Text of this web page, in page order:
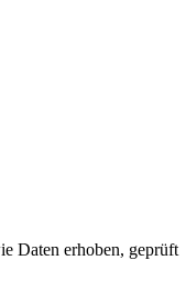
Daten erhoben, geprüft